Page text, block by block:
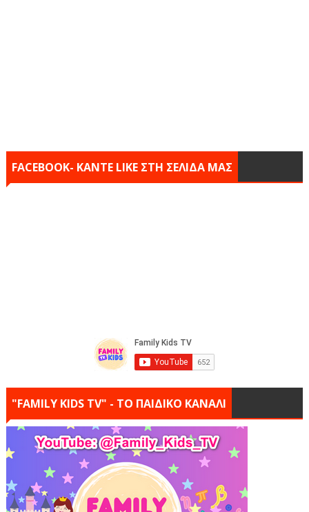
FACEBOOK- KANTE LIKE ΣΤΗ ΣΕΛΙΔΑ ΜΑΣ
"FAMILY KIDS TV" - ΤΟ ΠΑΙΔΙΚΟ ΚΑΝΑΛΙ